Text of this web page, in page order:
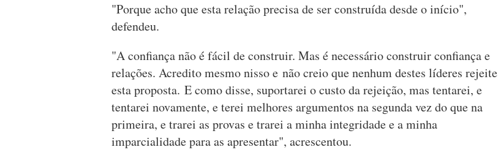
"Porque acho que esta relação precisa de ser construída desde o início",
defendeu.
"A confiança não é fácil de construir. Mas é necessário construir confiança e
relações. Acredito mesmo nisso e não creio que nenhum destes líderes rejeite
esta proposta. E como disse, suportarei o custo da rejeição, mas tentarei, e
tentarei novamente, e terei melhores argumentos na segunda vez do que na
primeira, e trarei as provas e trarei a minha integridade e a minha
imparcialidade para as apresentar", acrescentou.